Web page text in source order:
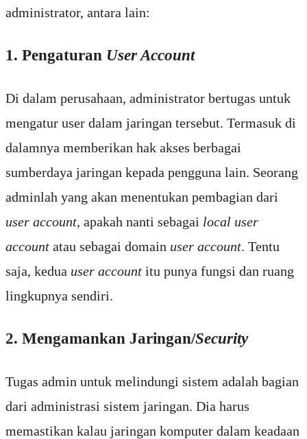
administrator, antara lain:
1. Pengaturan User Account
Di dalam perusahaan, administrator bertugas untuk
mengatur user dalam jaringan tersebut. Termasuk di
dalamnya memberikan hak akses berbagai
sumberdaya jaringan kepada pengguna lain. Seorang
adminlah yang akan menentukan pembagian dari
user account, apakah nanti sebagai local user
account atau sebagai domain user account. Tentu
saja, kedua user account itu punya fungsi dan ruang
lingkupnya sendiri.
2. Mengamankan Jaringan/Security
Tugas admin untuk melindungi sistem adalah bagian
dari administrasi sistem jaringan. Dia harus
memastikan kalau jaringan komputer dalam keadaan